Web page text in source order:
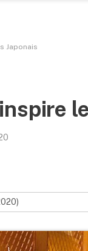
Japonais